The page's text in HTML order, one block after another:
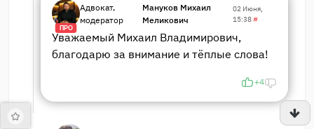
ПРО
Адвокат,
модератор
Мануков Михаил
Меликович
02 Июня,
15:38#
Уважаемый Михаил Владимирович,
благодарю за внимание и тёплые слова!
+4